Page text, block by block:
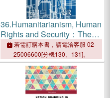
36.Humanitarianism, Human
Rights and Security：The
Case of Frontex
若需訂購本書，請電洽客服 02-
25006600[分機130、131]。